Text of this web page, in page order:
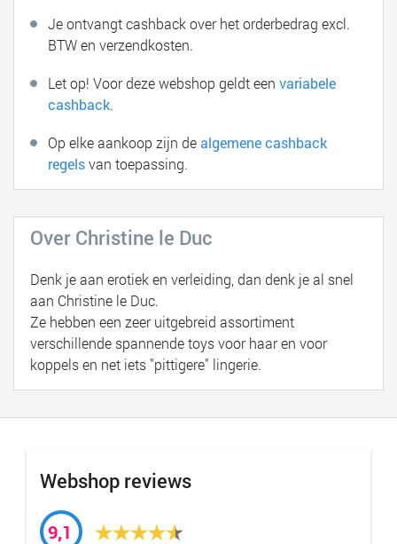
Je ontvangt cashback over het orderbedrag excl.
BTW en verzendkosten.
Let op! Voor deze webshop geldt een variabele
cashback.
Op elke aankoop zijn dealgemene cashback
regelsvan toepassing.
Over Christine le Duc
Denk je aan erotiek en verleiding, dan denk je al snel
aan Christine le Duc.
Ze hebben een zeer uitgebreid assortiment
verschillende spannende toys voor haar en voor
koppels en net iets "pittigere" lingerie.
Webshop reviews
9,1